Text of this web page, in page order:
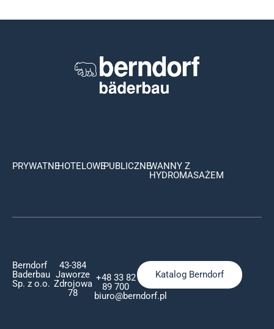
PRYWATNEHOTELOWEPUBLICZNEWANNY Z
HYDROMASAŻEM
Berndorf
Baderbau
Sp. z o.o.
43-384
Jaworze
Zdrojowa
78
+48 33 82
89 700
biuro@berndorf.pl
Katalog Berndorf